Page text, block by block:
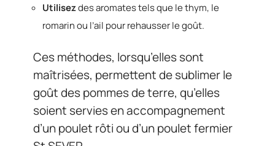
Utilisezdes aromates tels que le thym, le
romarin ou l’ail pour rehausser le goût.
Ces méthodes, lorsqu’elles sont
maîtrisées, permettent de sublimer le
goût des pommes de terre, qu’elles
soient servies en accompagnement
d’un poulet rôti ou d’un poulet fermier